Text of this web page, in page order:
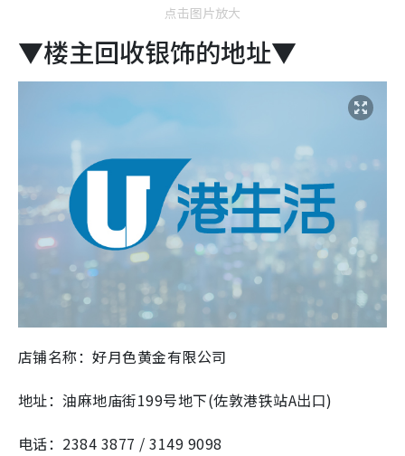
点击图片放大
▼楼主回收银饰的地址▼
店铺名称：好月色黄金有限公司
地址：油麻地庙街199号地下(佐敦港铁站A出口)
电话：2384 3877 / 3149 9098